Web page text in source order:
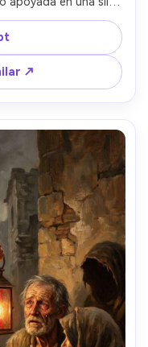
foco dramático
atmósfera de
lienzo, armonía de
--ar 4:5
↗